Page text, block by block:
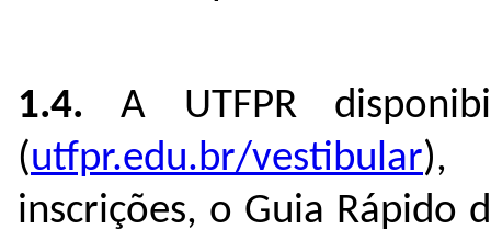
1.4. A UTFPR
(utfpr.edu.br/vestibular),
inscrições, o Guia Rápido